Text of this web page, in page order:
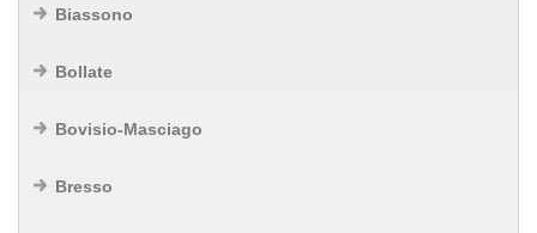
Biassono
Bollate
Bovisio-Masciago
Bresso